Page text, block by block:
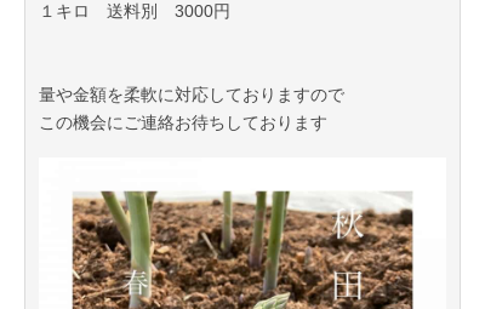
１キロ 送料別 3000円
量や金額を柔軟に対応しておりますので
この機会にご連絡お待ちしております